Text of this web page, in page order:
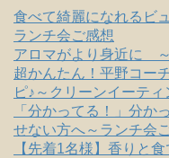
食べて綺麗になれるビ
ランチ会ご感想
アロマがより身近に
超かんたん！平野コー
ピ♪～クリーンイーティ
「分かってる！」分か
せない方へ～ランチ会
【先着1名様】香りと